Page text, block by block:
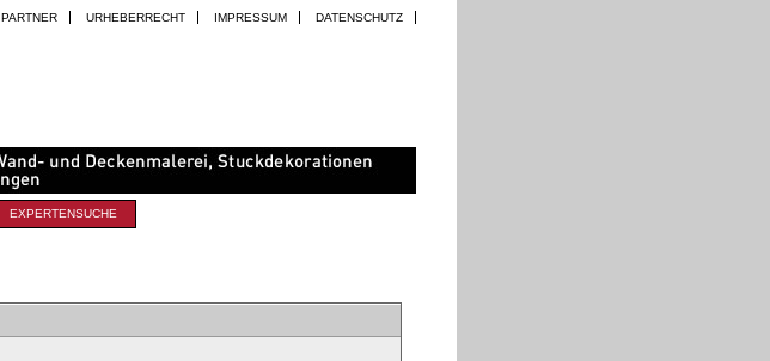
PARTNER URHEBERRECHT IMPRESSUM DATENSCHUTZ
EXPERTENSUCHE